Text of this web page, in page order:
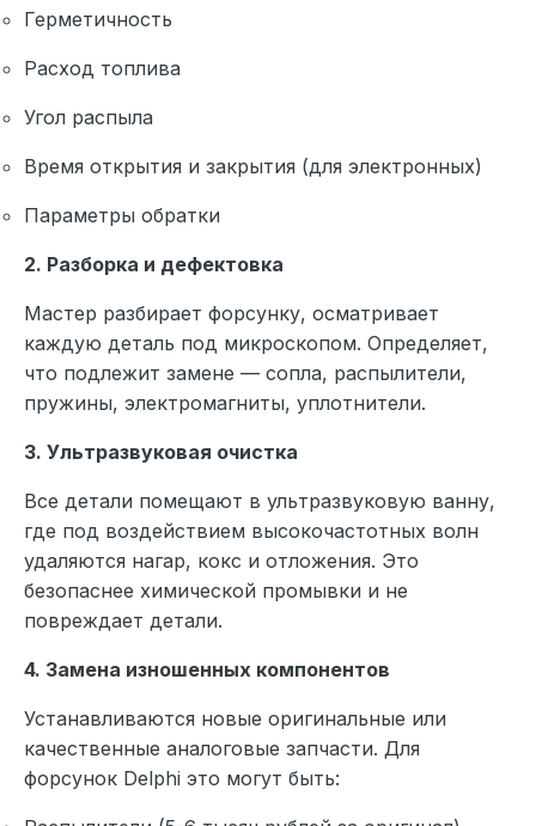
Герметичность
Расход топлива
Угол распыла
Время открытия и закрытия (для электронных)
Параметры обратки
2. Разборка и дефектовка
Мастер разбирает форсунку, осматривает
каждую деталь под микроскопом. Определяет,
что подлежит замене — сопла, распылители,
пружины, электромагниты, уплотнители.
3. Ультразвуковая очистка
Все детали помещают в ультразвуковую ванну,
где под воздействием высокочастотных волн
удаляются нагар, кокс и отложения. Это
безопаснее химической промывки и не
повреждает детали.
4. Замена изношенных компонентов
Устанавливаются новые оригинальные или
качественные аналоговые запчасти. Для
форсунок Delphi это могут быть: